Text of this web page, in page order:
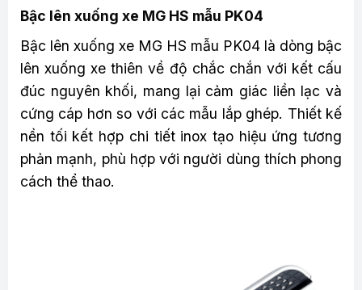
Bậc lên xuống xe MG HS mẫu PK04
Bậc lên xuống xe MG HS mẫu PK04 là dòng bậc
lên xuống xe thiên về độ chắc chắn với kết cấu
đúc nguyên khối, mang lại cảm giác liền lạc và
cứng cáp hơn so với các mẫu lắp ghép. Thiết kế
nền tối kết hợp chi tiết inox tạo hiệu ứng tương
phản mạnh, phù hợp với người dùng thích phong
cách thể thao.